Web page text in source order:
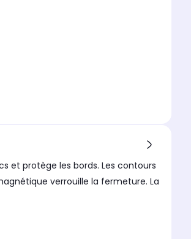
et protège les bords. Les contours
verrouille la fermeture. La